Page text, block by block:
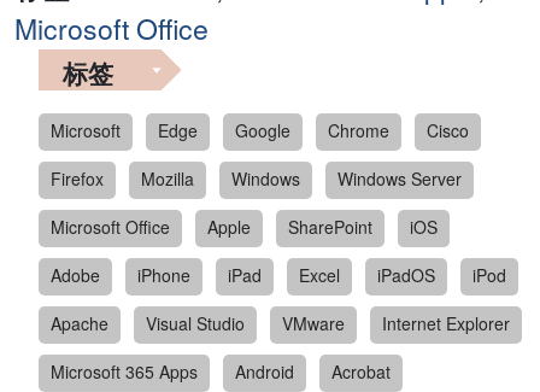
Microsoft Office
标签
Microsoft Edge Google Chrome
Cisco
Firefox
Mozilla Windows
Windows Server
Microsoft Office
Apple SharePoint
iOS
Adobe
iPhone iPad Excel iPadOS
iPod
Apache
Visual Studio VMware
Internet Explorer
Microsoft 365 Apps
Android
Acrobat